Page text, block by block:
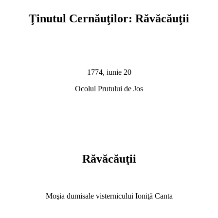
Ţinutul Cernăuţilor: Răvăcăuţii
1774, iunie 20
Ocolul Prutului de Jos
Răvăcăuţii
Moşia dumisale visternicului Ioniţă Canta